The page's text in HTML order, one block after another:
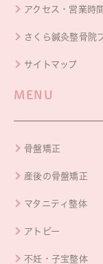
アクセス・営業時間
さくら鍼灸整骨院
サイトマップ
MENU
骨盤矯正
産後の骨盤矯正
マタニティ整体
アトピー
不妊・子宝整体